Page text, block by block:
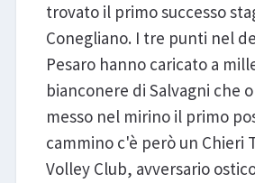
trovato il primo successo
Conegliano. I tre punti nel
Pesaro hanno caricato a
bianconere di Salvagni che
messo nel mirino il primo
cammino c'è però un Chieri
Volley Club, avversario